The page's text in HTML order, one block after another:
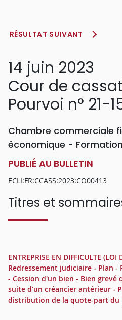
RÉSULTAT SUIVANT
14 juin 2023
Cour de
Pourvoi n° 21-
Chambre commerciale
économique -
PUBLIÉ AU BULLETIN
ECLI:FR:CCASS:2023:CO00413
Titres et
ENTREPRISE EN DIFFICULTE (LOI
Redressement judiciaire - Plan -
- Cession d'un bien - Bien
suite d'un créancier antérieur -
distribution de la quote-part du